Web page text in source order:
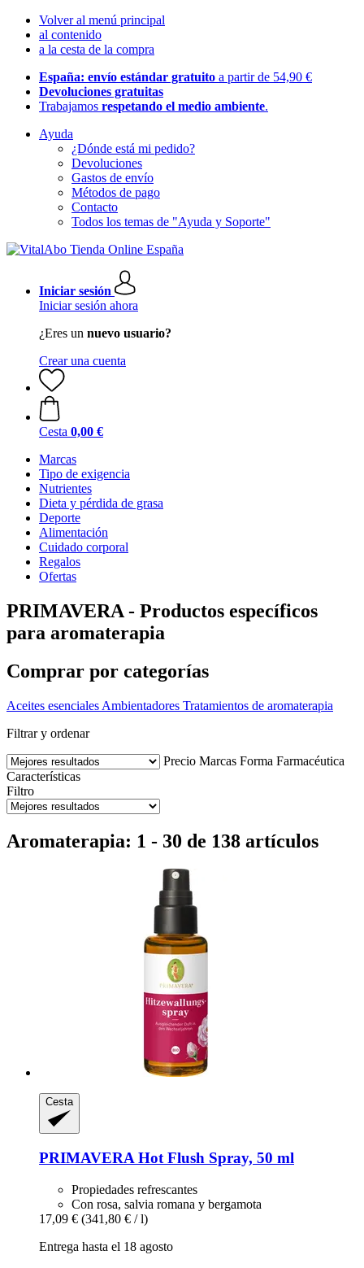
Volver al menú principal
al contenido
a la cesta de la compra
España: envío estándar gratuito a partir de 54,90 €
Devoluciones gratuitas
Trabajamos respetando el medio ambiente.
Ayuda
¿Dónde está mi pedido?
Devoluciones
Gastos de envío
Métodos de pago
Contacto
Todos los temas de "Ayuda y Soporte"
Iniciar sesión
Iniciar sesión ahora
¿Eres un nuevo usuario?
Crear una cuenta
Cesta 0,00 €
Marcas
Tipo de exigencia
Nutrientes
Dieta y pérdida de grasa
Deporte
Alimentación
Cuidado corporal
Regalos
Ofertas
PRIMAVERA - Productos específicos
para aromaterapia
Comprar por categorías
Aceites esenciales Ambientadores Tratamientos de aromaterapia
Filtrar y ordenar
Precio Marcas Forma Farmacéutica
Características
Filtro
Aromaterapia: 1 - 30 de 138 artículos
Cesta
PRIMAVERA Hot Flush Spray, 50 ml
Propiedades refrescantes
Con rosa, salvia romana y bergamota
17,09 € (341,80 € / l)
Entrega hasta el 18 agosto